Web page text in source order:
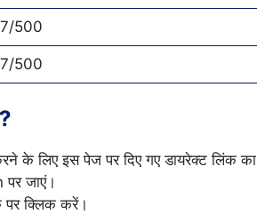
500
500
के लिए इस पेज पर दिए गए डायरेक्ट लिंक का
जाएं।
पर क्लिक करें।